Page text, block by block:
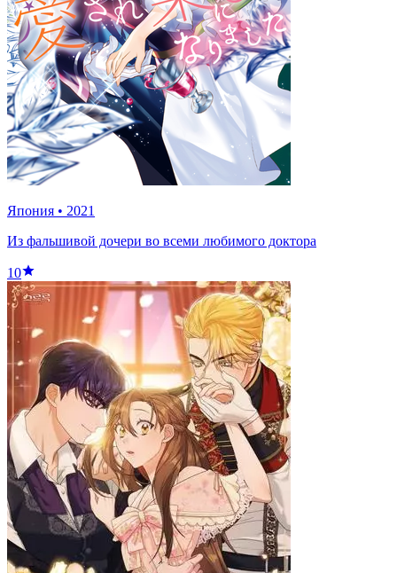
Япония • 2021
Из фальшивой дочери во всеми любимого доктора
10